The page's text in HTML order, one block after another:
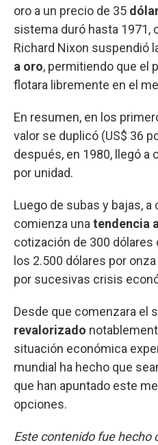
oro a un precio de 35
sistema duró hasta 1971,
Richard Nixon suspendió
a oro, permitiendo que el
flotara libremente en el
En resumen, en los
valor se duplicó (US$ 36
después, en 1980, llegó a
por unidad.
Luego de subas y bajas,
comienza una tendencia
cotización de 300 dólares
los 2.500 dólares por
por sucesivas crisis
Desde que comenzara el
revalorizado
situación económica
mundial ha hecho que
que han apuntado este
opciones.
Este contenido fue hecho